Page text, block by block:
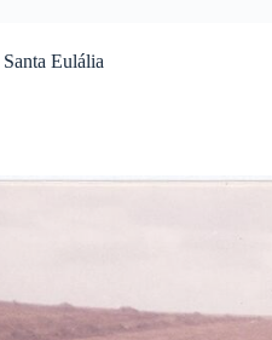
Eulália